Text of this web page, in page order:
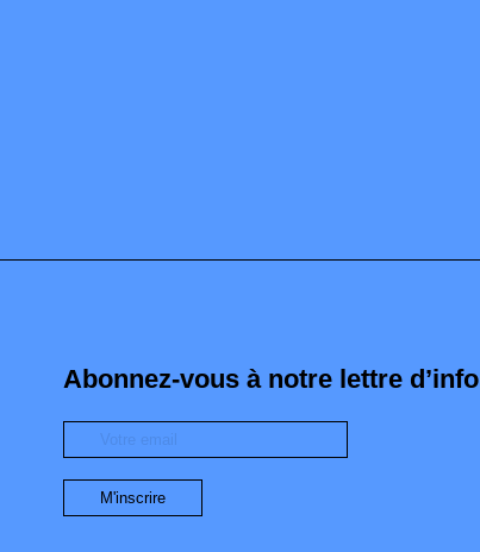
Abonnez-vous à notre lettre d’info